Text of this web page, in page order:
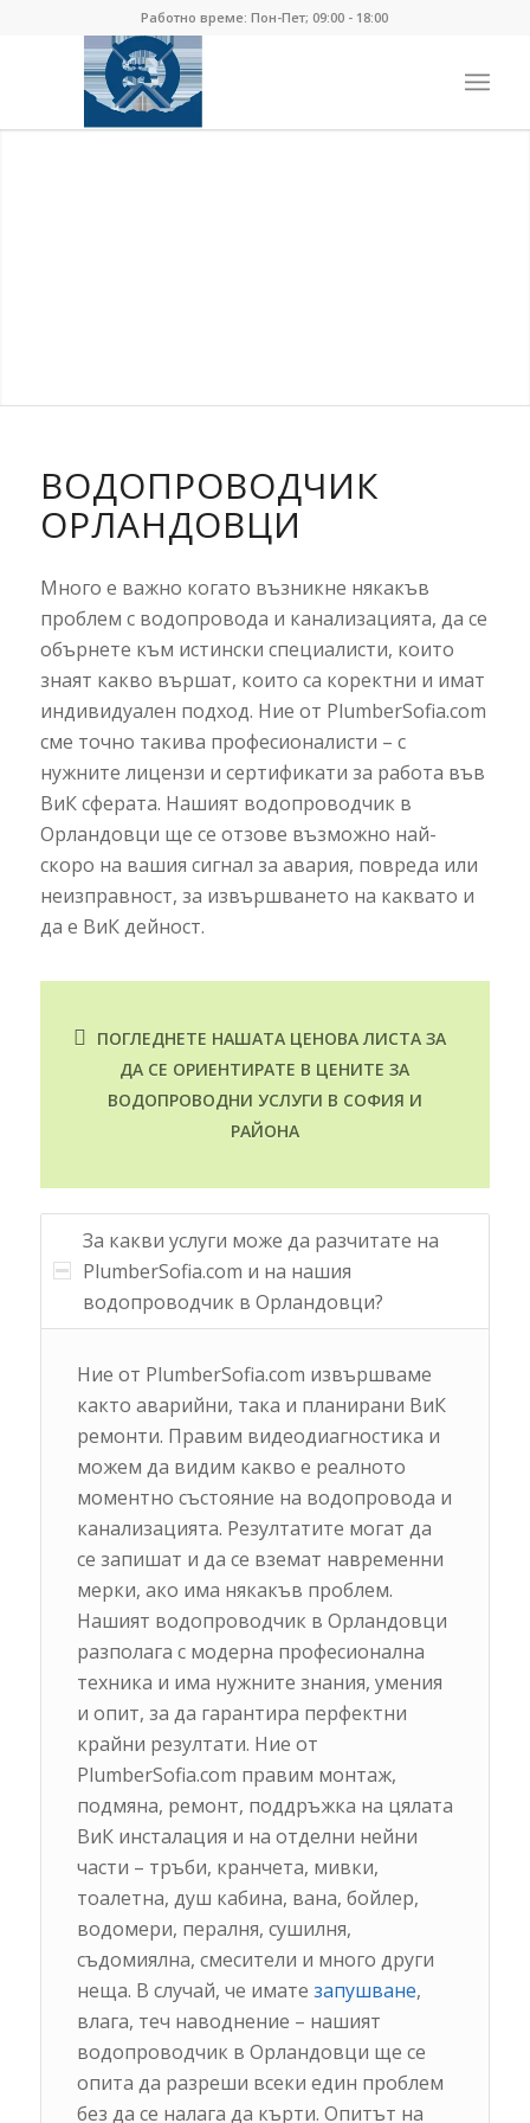
Работно време: Пон-Пет; 09:00 - 18:00
ВОДОПРОВОДЧИК
ОРЛАНДОВЦИ
Много е важно когато възникне някакъв
проблем с водопровода и канализацията, да се
обърнете към истински специалисти, които
знаят какво вършат, които са коректни и имат
индивидуален подход. Ние от PlumberSofia.com
сме точно такива професионалисти – с
нужните лицензи и сертификати за работа във
ВиК сферата. Нашият водопроводчик в
Орландовци ще се отзове възможно най-
скоро на вашия сигнал за авария, повреда или
неизправност, за извършването на каквато и
да е ВиК дейност.
ПОГЛЕДНЕТЕ НАШАТА ЦЕНОВА ЛИСТА ЗА
ДА СЕ ОРИЕНТИРАТЕ В ЦЕНИТЕ ЗА
ВОДОПРОВОДНИ УСЛУГИ В СОФИЯ И
РАЙОНА
За какви услуги може да разчитате на
PlumberSofia.com и на нашия
водопроводчик в Орландовци?
Ние от PlumberSofia.com извършваме
както аварийни, така и планирани ВиК
ремонти. Правим видеодиагностика и
можем да видим какво е реалното
моментно състояние на водопровода и
канализацията. Резултатите могат да
се запишат и да се вземат навременни
мерки, ако има някакъв проблем.
Нашият водопроводчик в Орландовци
разполага с модерна професионална
техника и има нужните знания, умения
и опит, за да гарантира перфектни
крайни резултати. Ние от
PlumberSofia.com правим монтаж,
подмяна, ремонт, поддръжка на цялата
ВиК инсталация и на отделни нейни
части – тръби, кранчета, мивки,
тоалетна, душ кабина, вана, бойлер,
водомери, пералня, сушилня,
съдомиялна, смесители и много други
неща. В случай, че имате запушване,
влага, теч наводнение – нашият
водопроводчик в Орландовци ще се
опита да разреши всеки един проблем
без да се налага да кърти. Опитът на